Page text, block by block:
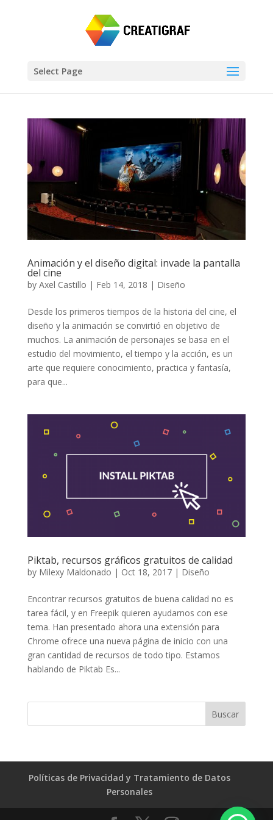
Select Page
Animación y el diseño digital: invade la pantalla
del cine
by Axel Castillo | Feb 14, 2018 | Diseño
Desde los primeros tiempos de la historia del cine, el
diseño y la animación se convirtió en objetivo de
muchos. La animación de personajes se basa en el
estudio del movimiento, el tiempo y la acción, es un
arte que requiere conocimiento, practica y fantasía,
para que...
Piktab, recursos gráficos gratuitos de calidad
by Milexy Maldonado | Oct 18, 2017| Diseño
Encontrar recursos gratuitos de buena calidad no es
tarea fácil, y en Freepik quieren ayudarnos con ese
tema. Han presentado ahora una extensión para
Chrome ofrece una nueva página de inicio con una
gran cantidad de recursos de todo tipo. Estamos
hablando de Piktab Es...
Políticas de Privacidad y Tratamiento de Datos
Personales